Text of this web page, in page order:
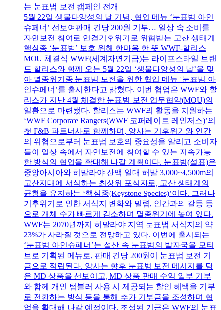
는 눈표범 보전 캠페인 전개
5월 22일 생물다양성의 날 기념, 협업 메뉴 ‘눈표범 아인
슈페너’ 선보여판매 건당 200원 기부… 일상 속 소비를
자연보전 참여로 연결기후위기로 위협받는 고산 생태계
핵심종 ‘눈표범’ 보호 위해 한마음 한 뜻 WWF-할리스
MOU 체결식 WWF(세계자연기금)는 라이프스타일 브랜
드 할리스와 함께 오는 5월 22일 ‘생물다양성의 날’을 맞
아 멸종위기종 눈표범 보전을 위한 협업 메뉴 ‘눈표범 아
인슈페너’를 출시한다고 밝혔다. 이번 협업은 WWF와 할
리스가 지난 4월 체결한 눈표범 보전 업무협약(MOU)의
일환으로 마련됐다. 할리스는 WWF의 활동을 지원하는
‘WWF Corporate Rangers(WWF 코퍼레이트 레인저스)’의
첫 F&B 파트너사로 함께하며, 양사는 기후위기와 인간
의 위협으로부터 눈표범 보호의 중요성을 알리고 소비자
들이 일상 속에서 자연보전에 참여할 수 있는 지속가능
한 방식의 협업을 확대해 나갈 계획이다. 눈표범(설표)은
중앙아시아와 히말라야 산맥 일대 해발 3,000~4,500m의
고산지대에 서식하는 최상위 포식자로, 고산 생태계의
균형을 유지하는 ‘핵심종(Keystone Species)’이다. 그러나
기후위기로 인한 서식지 변화와 밀렵, 인간과의 갈등 등
으로 개체 수가 빠르게 감소하며 멸종위기에 놓여 있다.
WWF는 2070년까지 히말라야 지역 눈표범 서식지의 약
23%가 사라질 것으로 전망하고 있다. 이번에 출시되는
‘눈표범 아인슈페너’는 설산 속 눈표범의 발자국을 모티
브로 기획된 메뉴로, 판매 건당 200원이 눈표범 보전 기
금으로 적립된다. 양사는 향후 눈표범 보전 메시지를 담
은 MD 상품을 선보이고, MD 상품 판매 수익 일부 기부
와 함께 개인 텀블러 사용 시 제공되는 할인 혜택을 기부
로 전환하는 방식 등을 통해 추가 기부금을 조성하며 협
업을 확대해 나갈 예정이다. 조성된 기금은 WWF의 눈표